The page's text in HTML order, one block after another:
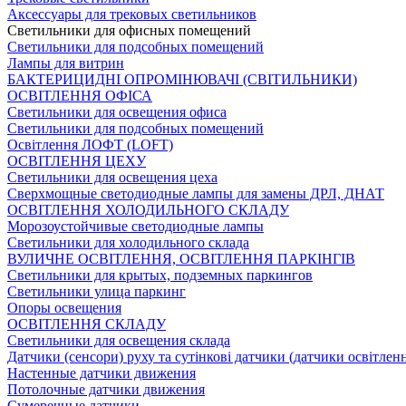
Аксессуары для трековых светильников
Светильники для офисных помещений
Светильники для подсобных помещений
Лампы для витрин
БАКТЕРИЦИДНІ ОПРОМІНЮВАЧІ (СВІТИЛЬНИКИ)
ОСВІТЛЕННЯ ОФІСА
Светильники для освещения офиса
Светильники для подсобных помещений
Освітлення ЛОФТ (LOFT)
ОСВІТЛЕННЯ ЦЕХУ
Светильники для освещения цеха
Сверхмощные светодиодные лампы для замены ДРЛ, ДНАТ
ОСВІТЛЕННЯ ХОЛОДИЛЬНОГО СКЛАДУ
Морозоустойчивые светодиодные лампы
Светильники для холодильного склада
ВУЛИЧНЕ ОСВІТЛЕННЯ, ОСВІТЛЕННЯ ПАРКІНГІВ
Светильники для крытых, подземных паркингов
Светильники улица паркинг
Опоры освещения
ОСВІТЛЕННЯ СКЛАДУ
Светильники для освещения склада
Датчики (сенсори) руху та сутінкові датчики (датчики
Настенные датчики движения
Потолочные датчики движения